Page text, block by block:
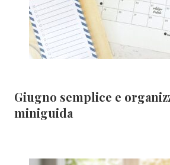
Giugno semplice e
miniguida